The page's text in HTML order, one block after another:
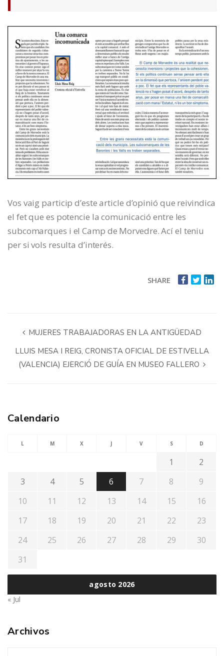
Vos vaig particip d’este article d’opinió que reivindica
el fet que es potencie la comunicació entre les
subcomarques i el Camp de Morvedre. Ací el teniu
per si vols resulta d’interés.
SHARE
MUJERES TRABAJADORAS EN LA ANTIGÜEDAD
LLUIS MESA I REIG, CRONISTA OFICIAL DE ESTIVELLA
(VALENCIA) EJERCIÓ DE GUÍA EN MUSEO FALLERO
Calendario
agosto 2026
L M X J V S D
1
2
3
4 5 6 7 8
9
10
11 12 13 14 15
16
17
18 19 20 21 22
23
24
25 26 27 28 29
30
31
« Jul
Archivos